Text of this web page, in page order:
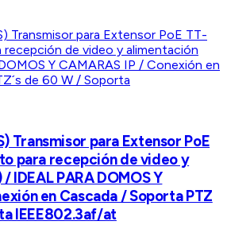
Transmisor para Extensor PoE
para recepción de video y
IDEAL PARA DOMOS Y
en Cascada / Soporta PTZ
IEEE802.3af/at